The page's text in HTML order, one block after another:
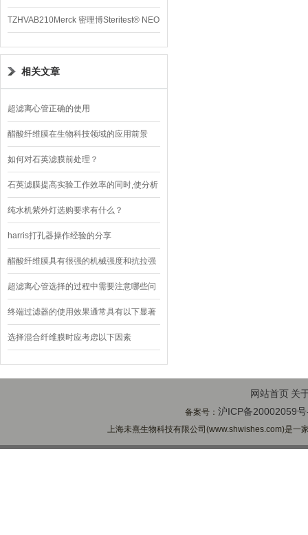
TZHVAB210Merck 密理博Steritest® NEO
设备
相关文章
超滤离心管正确的使用
醋酸纤维膜在生物科技领域的应用前景
如何对石英滤膜前处理？
石英滤膜提高实验工作效率的同时,使分析
结果更加稳定可靠
纯水机紫外灯选购要求有什么？
harris打孔器操作经验的分享
醋酸纤维膜具有很强的机械强度和抗拉强
度
超滤离心管选择的过程中需要注意哪些问
题
终端过滤器的使用效果通常具有以下显著
特点
选择混合纤维膜时应考虑以下因素
网站首页 关
备案号：沪ICP备20002059
上海未熹生物科技有限公司(www.shwishes.com)是一